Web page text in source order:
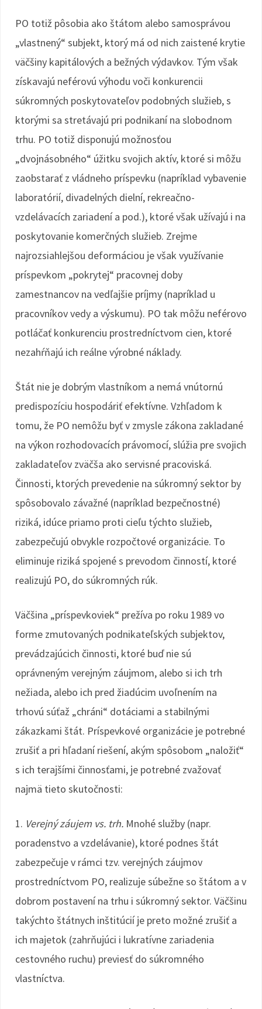
PO totiž pôsobia ako štátom alebo samosprávou
„vlastnený“ subjekt, ktorý má od nich zaistené krytie
väčšiny kapitálových a bežných výdavkov. Tým však
získavajú neférovú výhodu voči konkurencii
súkromných poskytovateľov podobných služieb, s
ktorými sa stretávajú pri podnikaní na slobodnom
trhu. PO totiž disponujú možnosťou
„dvojnásobného“ úžitku svojich aktív, ktoré si môžu
zaobstarať z vládneho príspevku (napríklad vybavenie
laboratórií, divadelných dielní, rekreačno-
vzdelávacích zariadení a pod.), ktoré však užívajú i na
poskytovanie komerčných služieb. Zrejme
najrozsiahlejšou deformáciou je však využívanie
príspevkom „pokrytej“ pracovnej doby
zamestnancov na vedľajšie príjmy (napríklad u
pracovníkov vedy a výskumu). PO tak môžu neférovo
potláčať konkurenciu prostredníctvom cien, ktoré
nezahŕňajú ich reálne výrobné náklady.
Štát nie je dobrým vlastníkom a nemá vnútornú
predispozíciu hospodáriť efektívne. Vzhľadom k
tomu, že PO nemôžu byť v zmysle zákona zakladané
na výkon rozhodovacích právomocí, slúžia pre svojich
zakladateľov zväčša ako servisné pracoviská.
Činnosti, ktorých prevedenie na súkromný sektor by
spôsobovalo závažné (napríklad bezpečnostné)
riziká, idúce priamo proti cieľu týchto služieb,
zabezpečujú obvykle rozpočtové organizácie. To
eliminuje riziká spojené s prevodom činností, ktoré
realizujú PO, do súkromných rúk.
Väčšina „príspevkoviek“ prežíva po roku 1989 vo
forme zmutovaných podnikateľských subjektov,
prevádzajúcich činnosti, ktoré buď nie sú
oprávneným verejným záujmom, alebo si ich trh
nežiada, alebo ich pred žiadúcim uvoľnením na
trhovú súťaž „chráni“ dotáciami a stabilnými
zákazkami štát. Príspevkové organizácie je potrebné
zrušiť a pri hľadaní riešení, akým spôsobom „naložiť“
s ich terajšími činnosťami, je potrebné zvažovať
najmä tieto skutočnosti:
1. Verejný záujem vs. trh. Mnohé služby (napr.
poradenstvo a vzdelávanie), ktoré podnes štát
zabezpečuje v rámci tzv. verejných záujmov
prostredníctvom PO, realizuje súbežne so štátom a v
dobrom postavení na trhu i súkromný sektor. Väčšinu
takýchto štátnych inštitúcií je preto možné zrušiť a
ich majetok (zahrňujúci i lukratívne zariadenia
cestovného ruchu) previesť do súkromného
vlastníctva.